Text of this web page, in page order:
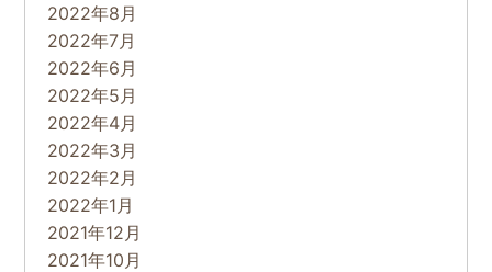
2022年8月
2022年7月
2022年6月
2022年5月
2022年4月
2022年3月
2022年2月
2022年1月
2021年12月
2021年10月